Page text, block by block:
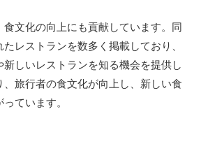
食文化の向上にも貢献しています。同
レストランを数多く掲載しており、
しいレストランを知る機会を提供し
旅行者の食文化が向上し、新しい食
ています。